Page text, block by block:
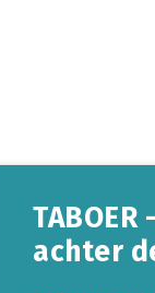
achter